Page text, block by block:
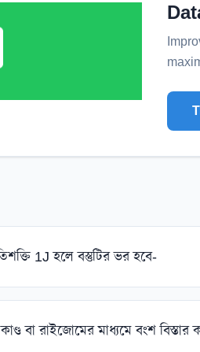
1J হলে বস্তুটির ভর হবে-
বা রাইজোমের মাধ্যমে বংশ বিস্তার